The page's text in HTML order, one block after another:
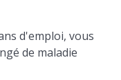
d'emploi, vous
de maladie